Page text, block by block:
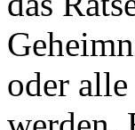
oder